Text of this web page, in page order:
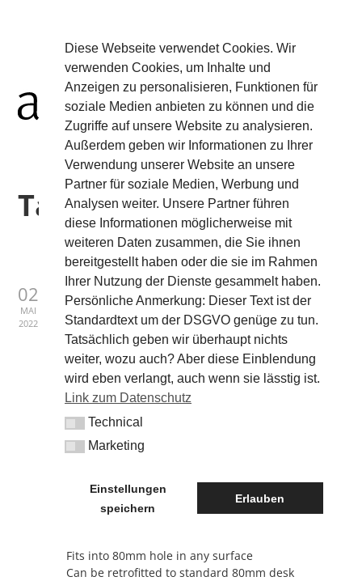
Tag:Furnier
02
MAI
2022
AIR0200
Veneer
The Veneer Wireless Surface Charger provides the
ultimate level of customisation for any table or
desk. With a bespoke veneer finish to match the
wireless charger will seamlessly blend in with the
furniture creating an ‘almost invisible’ effect.
connectivity for system monitoring, analytics &
over-the-air updates.
Fits into 80mm hole in any surface
Can be retrofitted to standard 80mm desk
Diese Webseite verwendet Cookies. Wir
verwenden Cookies, um Inhalte und
Anzeigen zu personalisieren, Funktionen für
soziale Medien anbieten zu können und die
Zugriffe auf unsere Website zu analysieren.
Außerdem geben wir Informationen zu Ihrer
Verwendung unserer Website an unsere
Partner für soziale Medien, Werbung und
Analysen weiter. Unsere Partner führen
diese Informationen möglicherweise mit
weiteren Daten zusammen, die Sie ihnen
bereitgestellt haben oder die sie im Rahmen
Ihrer Nutzung der Dienste gesammelt haben.
Persönliche Anmerkung: Dieser Text ist der
Standardtext um der DSGVO genüge zu tun.
Tatsächlich geben wir überhaupt nichts
weiter, wozu auch? Aber diese Einblendung
wird eben verlangt, auch wenn sie lässtig ist.
Link zum Datenschutz
TechnicalTechnical
MarketingMarketing
Einstellungen
speichern
Erlauben